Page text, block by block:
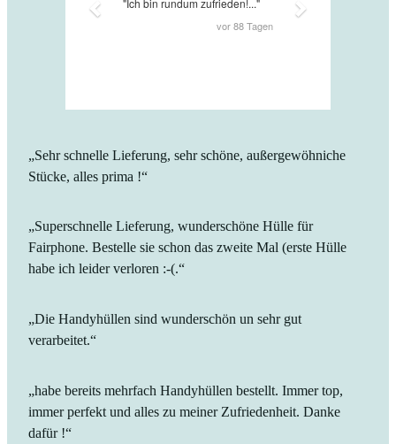
„Sehr schnelle Lieferung, sehr schöne, außergewöhniche
Stücke, alles prima !“
„Superschnelle Lieferung, wunderschöne Hülle für
Fairphone. Bestelle sie schon das zweite Mal (erste Hülle
habe ich leider verloren :-(.“
„Die Handyhüllen sind wunderschön un sehr gut
verarbeitet.“
„habe bereits mehrfach Handyhüllen bestellt. Immer top,
immer perfekt und alles zu meiner Zufriedenheit. Danke
dafür !“